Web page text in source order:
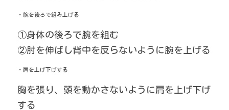
・腕を後ろで組み上げる
①身体の後ろで腕を組む
②肘を伸ばし背中を反らないように腕を上げる
・肩を上げ下げする
胸を張り、頭を動かさないように肩を上げ下げ
する